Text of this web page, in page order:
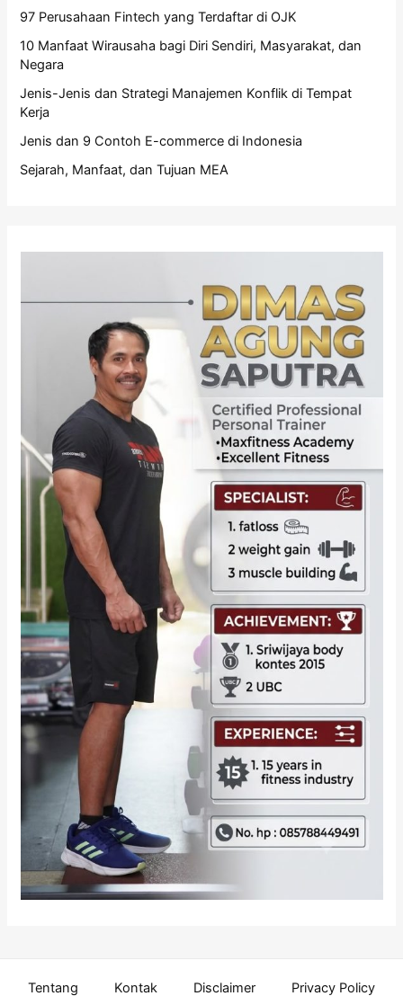
97 Perusahaan Fintech yang Terdaftar di OJK
10 Manfaat Wirausaha bagi Diri Sendiri, Masyarakat, dan
Negara
Jenis-Jenis dan Strategi Manajemen Konflik di Tempat
Kerja
Jenis dan 9 Contoh E-commerce di Indonesia
Sejarah, Manfaat, dan Tujuan MEA
Tentang Kontak Disclaimer Privacy Policy